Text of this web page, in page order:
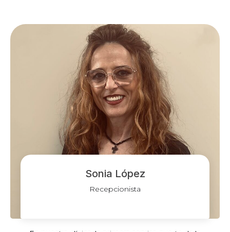
Sonia López
Recepcionista